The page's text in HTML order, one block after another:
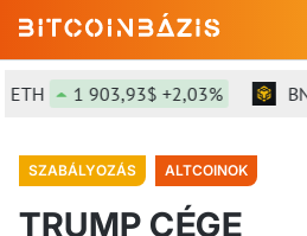
1 903,93$ +2,03% BNB
SZABÁLYOZÁS ALTCOINOK
TRUMP CÉGE